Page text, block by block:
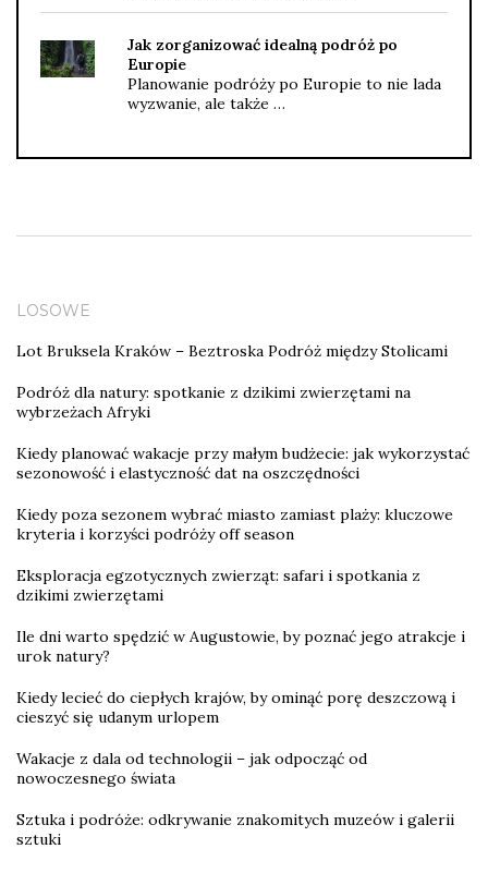
Jak zorganizować idealną podróż po
Europie
Planowanie podróży po Europie to nie lada
wyzwanie, ale także …
LOSOWE
Lot Bruksela Kraków – Beztroska Podróż między Stolicami
Podróż dla natury: spotkanie z dzikimi zwierzętami na
wybrzeżach Afryki
Kiedy planować wakacje przy małym budżecie: jak wykorzystać
sezonowość i elastyczność dat na oszczędności
Kiedy poza sezonem wybrać miasto zamiast plaży: kluczowe
kryteria i korzyści podróży off season
Eksploracja egzotycznych zwierząt: safari i spotkania z
dzikimi zwierzętami
Ile dni warto spędzić w Augustowie, by poznać jego atrakcje i
urok natury?
Kiedy lecieć do ciepłych krajów, by ominąć porę deszczową i
cieszyć się udanym urlopem
Wakacje z dala od technologii – jak odpocząć od
nowoczesnego świata
Sztuka i podróże: odkrywanie znakomitych muzeów i galerii
sztuki